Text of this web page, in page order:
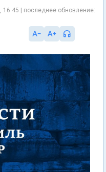
16:45 | последнее обновление: